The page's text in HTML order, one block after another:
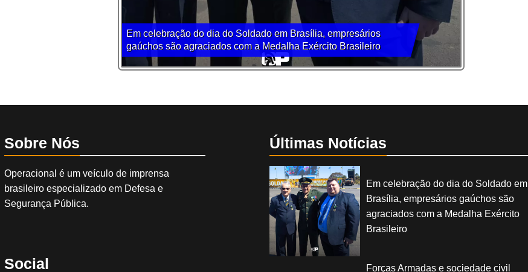
Em celebração do dia do Soldado em Brasília, empresários
gaúchos são agraciados com a Medalha Exército Brasileiro
Sobre Nós
Operacional é um veículo de imprensa
brasileiro especializado em Defesa e
Segurança Pública.
Social
Últimas Notícias
Em celebração do dia do Soldado em
Brasília, empresários gaúchos são
agraciados com a Medalha Exército
Brasileiro
Forças Armadas e sociedade civil